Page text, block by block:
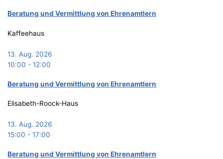
Bera­tung und Ver­mitt­lung von Ehrenamtlern
Kaffeehaus
13. Aug. 2026
10:00 -12:00
Bera­tung und Ver­mitt­lung von Ehrenamtlern
Elisabeth-Roock-Haus
13. Aug. 2026
15:00 -17:00
Bera­tung und Ver­mitt­lung von Ehrenamtlern